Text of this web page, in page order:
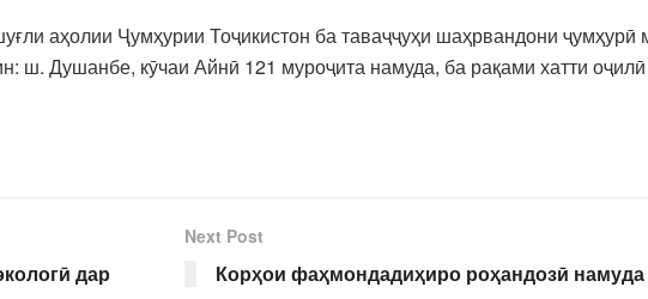
аҳолии Ҷумҳурии Тоҷикистон ба таваҷҷуҳи шаҳрвандони ҷумҳурӣ
ш. Душанбе, кӯчаи Айнӣ 121 муроҷита намуда, ба рақами хатти
дар
Next Post
Корҳои фаҳмондадиҳиро роҳандозӣ намуда